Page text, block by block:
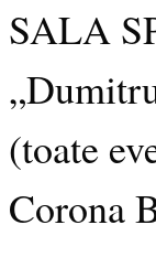
SALA
(toate
Corona